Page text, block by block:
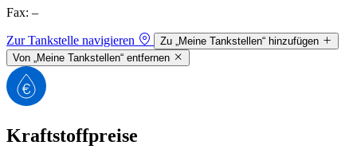
Fax: –
Zur Tankstelle navigieren
Zu „Meine Tankstellen“ hinzufügen
Von „Meine Tankstellen“ entfernen
Kraftstoffpreise